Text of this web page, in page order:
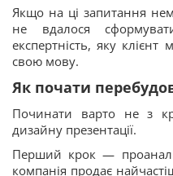
Якщо на ці запитання
не вдалося
експертність, яку клієнт
свою мову.
Як почати
Починати варто не з
дизайну презентації.
Перший крок —
компанія продає